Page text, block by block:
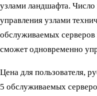
узлами ландшафта. Число
управления узлами
обслуживаемых
сможет одновременно
Цена для пользователя,
5 обслуживаемых